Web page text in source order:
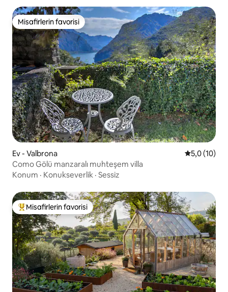
Misafirlerin favorisi
Misafirlerin favorisi
Ev - Valbrona 55,0 (10)
Como Gölü manzaralı muhteşem villa
Konum · Konukseverlik · Sessiz
Misafirlerin favorilerinden en beğenilenler arasında
Misafirlerin favorisi